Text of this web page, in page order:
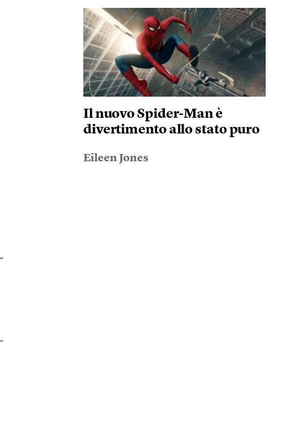
Il nuovo Spider-Man è
divertimento allo stato puro
Eileen Jones